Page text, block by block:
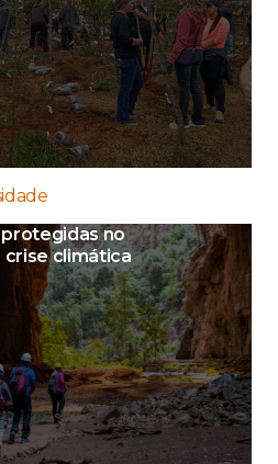
no
climática